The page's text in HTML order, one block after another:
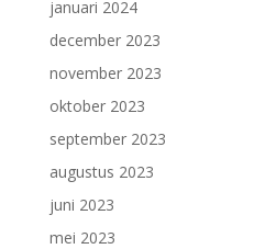
januari 2024
december 2023
november 2023
oktober 2023
september 2023
augustus 2023
juni 2023
mei 2023